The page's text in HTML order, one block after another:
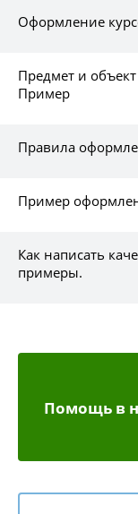
Оформление
Предмет и
Пример
Правила
Пример
Как написать
примеры.
Помощь в